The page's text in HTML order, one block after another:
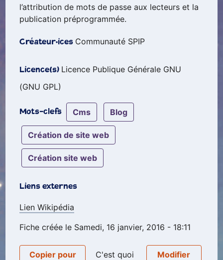
l’attribution de mots de passe aux lecteurs et la
publication préprogrammée.
Créateur·ices Communauté SPIP
Licence(s) Licence Publique Générale GNU
(GNU GPL)
Mots-clefs cms blog
création de site web
création site web
Liens externes
Lien Wikipédia
Fiche créée le Samedi, 16 janvier, 2016 - 18:11
Copier pour
C'est quoi
Modifier